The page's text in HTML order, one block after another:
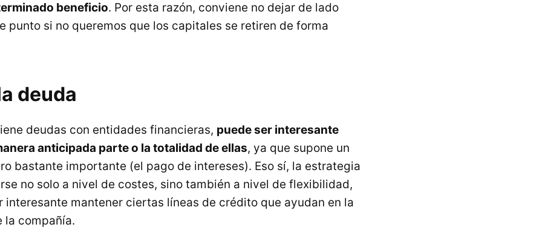
beneficio. Por esta razón, conviene no dejar de lado
punto si no queremos que los capitales se retiren de forma
deuda
deudas con entidades financieras, puede ser interesante
anticipada parte o la totalidad de ellas, ya que supone un
bastante importante (el pago de intereses). Eso sí, la estrategia
no solo a nivel de costes, sino también a nivel de flexibilidad,
interesante mantener ciertas líneas de crédito que ayudan en la
la compañía.